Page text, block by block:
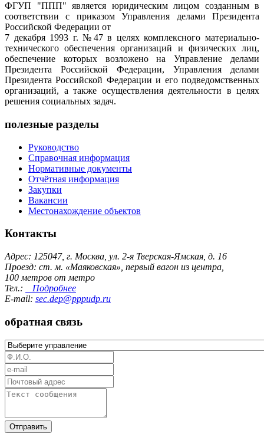
ФГУП "ППП" является юридическим лицом созданным в
соответствии с приказом Управления делами Президента
Российской Федерации от
7 декабря 1993 г. №47 в целях комплексного материально-
технического обеспечения организаций и физических лиц,
обеспечение которых возложено на Управление делами
Президента Российской Федерации, Управления делами
Президента Российской Федерации и его подведомственных
организаций, а также осуществления деятельности в целях
решения социальных задач.
полезные разделы
Руководство
Справочная информация
Нормативные документы
Отчётная информация
Закупки
Вакансии
Местонахождение объектов
Контакты
Адрес: 125047, г. Москва, ул. 2-я Тверская-Ямская, д. 16
Проезд: ст. м. «Маяковская», первый вагон из центра,
100 метров от метро
Тел.:
Подробнее
E-mail: sec.dep@pppudp.ru
обратная связь
Отправить